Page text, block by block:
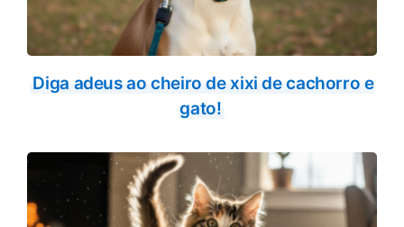
Diga adeus ao cheiro de xixi de cachorro e
gato!